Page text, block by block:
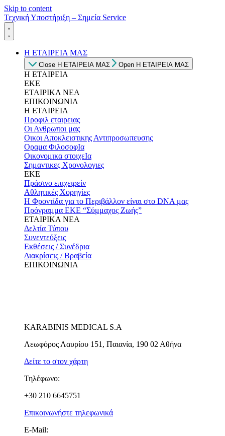
Skip to content
Τεχνική Υποστήριξη – Σημεία Service
Η ΕΤΑΙΡΕΙΑ ΜΑΣ
Close Η ΕΤΑΙΡΕΙΑ ΜΑΣ Open Η ΕΤΑΙΡΕΙΑ ΜΑΣ
Η ΕΤΑΙΡΕΙΑ
ΕΚΕ
ΕΤΑΙΡΙΚΑ ΝΕΑ
ΕΠΙΚΟΙΝΩΝΙΑ
Η ΕΤΑΙΡΕΙΑ
Προφιλ εταιρειας
Οι Ανθρωποι μας
Οικοι Αποκλειστικης Αντιπροσωπευσης
Οραμα ΦιλοσοφΙα
Οικονομικα στοιχεΙα
Σημαντικες Χρονολογιες
ΕΚΕ
Πράσινο επιχειρείν
Αθλητικές Χορηγίες
Η Φροντίδα για το Περιβάλλον είναι στο DNA μας
Πρόγραμμα ΕΚΕ “Σύμμαχος Ζωής”
ΕΤΑΙΡΙΚΑ ΝΕΑ
Δελτία Τύπου
Συνεντεύξεις
Εκθέσεις / Συνέδρια
Διακρίσεις / Βραβεία
ΕΠΙΚΟΙΝΩΝΙΑ
KARABINIS MEDICAL S.A
Λεωφόρος Λαυρίου 151, Παιανία, 190 02 Αθήνα
Δείτε το στον χάρτη
Τηλέφωνο:
+30 210 6645751
Επικοινωνήστε τηλεφωνικά
E-Mail: